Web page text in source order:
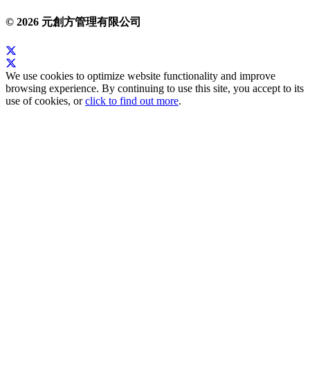
© 2026 元創方管理有限公司
We use cookies to optimize website functionality and improve
browsing experience. By continuing to use this site, you accept to its
use of cookies, orclick to find out more.